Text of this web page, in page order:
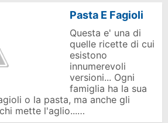
Pasta E Fagioli
Questa e' una di
quelle ricette di cui
esistono
innumerevoli
versioni... Ogni
famiglia ha la sua
o la pasta, ma anche gli
mette l'aglio...…